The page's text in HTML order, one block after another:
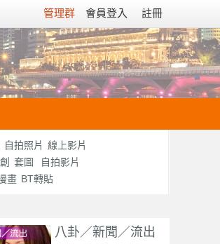
管理群 會員登入 註冊
自拍照片 線上影片
套圖
自拍影片
畫 BT轉貼
八卦／新聞／流出